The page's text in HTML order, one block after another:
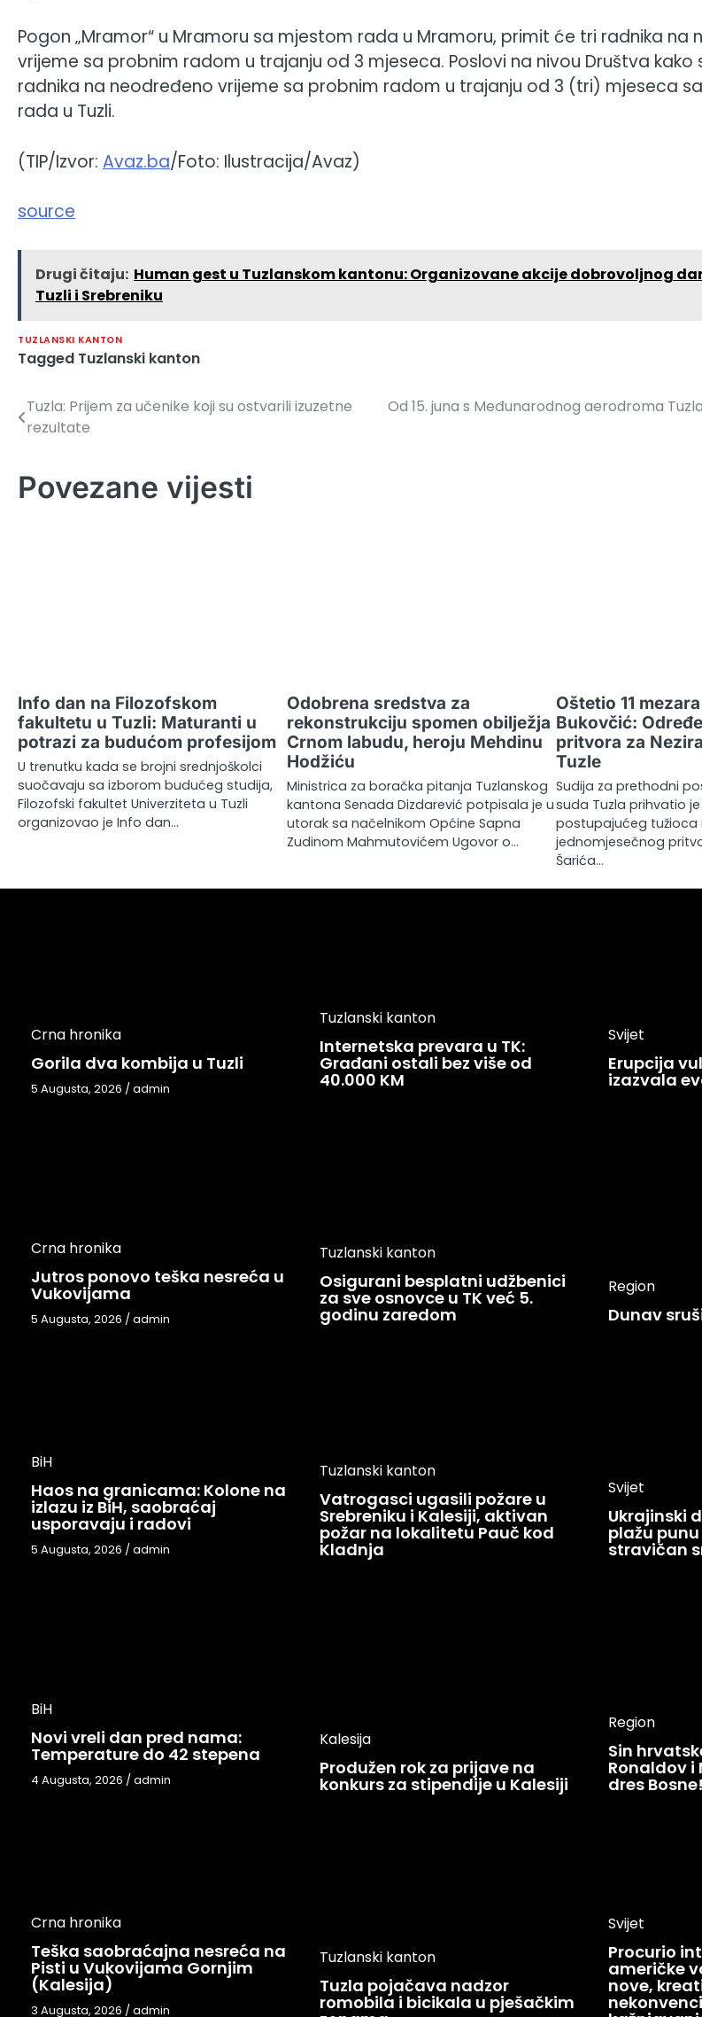
Pogon „Mramor“ u Mramoru sa mjestom rada u Mramoru, primit će tri radnika na
vrijeme sa probnim radom u trajanju od 3 mjeseca. Poslovi na nivou Društva kako
radnika na neodređeno vrijeme sa probnim radom u trajanju od 3 (tri) mjeseca
rada u Tuzli.
(TIP/Izvor: Avaz.ba/Foto: Ilustracija/Avaz)
source
Drugi čitaju: Human gest u Tuzlanskom kantonu: Organizovane akcije dobrovoljnog
Tuzli i Srebreniku
TUZLANSKI KANTON
Tagged Tuzlanski kanton
Navigacija
Tuzla: Prijem za učenike koji su ostvarili izuzetne
rezultate
Od 15. juna s Međunarodnog aerodroma
Povezane vijesti
Info dan na Filozofskom
fakultetu u Tuzli: Maturanti u
potrazi za budućom profesijom
U trenutku kada se brojni srednjoškolci
suočavaju sa izborom budućeg studija,
Filozofski fakultet Univerziteta u Tuzli
organizovao je Info dan…
Odobrena sredstva za
rekonstrukciju spomen obilježja
Crnom labudu, heroju Mehdinu
Hodžiću
Ministrica za boračka pitanja Tuzlanskog
kantona Senada Dizdarević potpisala je u
utorak sa načelnikom Općine Sapna
Zudinom Mahmutovićem Ugovor o…
Oštetio 11
Bukovčić:
pritvora za
Tuzle
Sudija za prethodni
suda Tuzla prihvatio
postupajućeg tužioca
jednomjesečnog
Šarića…
Crna hronika
Gorila dva kombija u Tuzli
5 Augusta, 2026 /admin
Crna hronika
Jutros ponovo teška nesreća u
Vukovijama
5 Augusta, 2026 /admin
BiH
Haos na granicama: Kolone na
izlazu iz BiH, saobraćaj
usporavaju i radovi
5 Augusta, 2026 /admin
BiH
Novi vreli dan pred nama:
Temperature do 42 stepena
4 Augusta, 2026 /admin
Crna hronika
Teška saobraćajna nesreća na
Pisti u Vukovijama Gornjim
(Kalesija)
3 Augusta, 2026 /admin
Tuzlanski kanton
Internetska prevara u TK:
Građani ostali bez više od
40.000 KM
Tuzlanski kanton
Osigurani besplatni udžbenici
za sve osnovce u TK već 5.
godinu zaredom
Tuzlanski kanton
Vatrogasci ugasili požare u
Srebreniku i Kalesiji, aktivan
požar na lokalitetu Pauč kod
Kladnja
Kalesija
Produžen rok za prijave na
konkurs za stipendije u Kalesiji
Tuzlanski kanton
Tuzla pojačava nadzor
romobila i bicikala u pješačkim
Svijet
Erupcija
izazvala
Region
Dunav
Svijet
Ukrajinski
plažu
stravičan
Region
Sin
Ronaldov i
dres
Svijet
Procurio
američke
nove,